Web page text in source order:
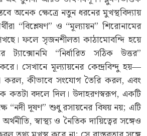
অনেক ক্ষেত্রে নতুন ধরনের মুখস্থবিদ্যায়
“বিশ্লেষণ” ও “মূল্যায়ন” শিরোনামের
ফলে সৃজনশীলতা কাঠামোবন্দি হয়ে
“নির্ধারিত সঠিক উত্তর”
করে। সেখানে মূল্যায়নের কেন্দ্রবিন্দু হয়—
করল, কীভাবে সংযোগ তৈরি করল, এবং
কতটা বদলে দিল। উদাহরণস্বরূপ, একটি
“নদী দূষণ” শুধু রসায়নের বিষয় নয়; এটি
স্বাস্থ্য ও নৈতিক দায়িত্বের সঙ্গেও